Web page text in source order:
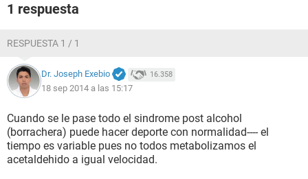
1 respuesta
RESPUESTA 1 / 1
Dr. Joseph Exebio 16.358
18 sep 2014 a las 15:17
Cuando se le pase todo el sindrome post alcohol
(borrachera) puede hacer deporte con normalidad---- el
tiempo es variable pues no todos metabolizamos el
acetaldehido a igual velocidad.